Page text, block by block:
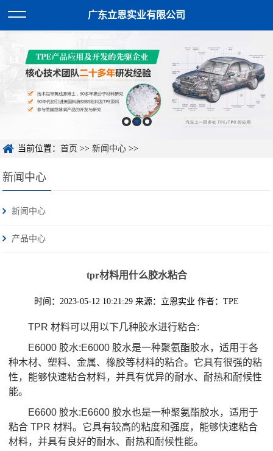
广东立恩实业有限公司
当前位置：首页 >>新闻中心 >>
新闻中心
新闻中心
产品中心
tpr材料用什么胶水粘合
时间：2023-05-12 10:21:29 来源：立恩实业 作者：TPE
TPR 材料可以用以下几种胶水进行粘合:
E6000 胶水:E6000 胶水是一种聚氨酯胶水，适用于各
种木材、塑料、金属、橡胶等材料的粘合。它具有很强的粘
性，能够快速粘合材料，并具有优异的耐水、耐热和耐候性
能。
E6600 胶水:E6600 胶水也是一种聚氨酯胶水，适用于
粘合 TPR 材料。它具有较高的粘度和强度，能够快速粘合
材料，并具有良好的耐水、耐热和耐候性能。